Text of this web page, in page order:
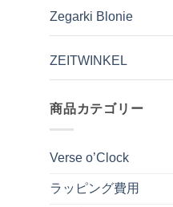
Zegarki Blonie
ZEITWINKEL
商品カテゴリー
Verse o’Clock
ラッピング費用